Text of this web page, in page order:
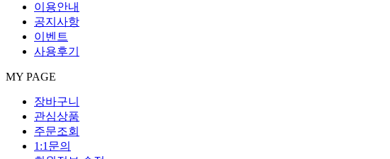
이용안내
공지사항
이벤트
사용후기
MY PAGE
장바구니
관심상품
주문조회
1:1문의